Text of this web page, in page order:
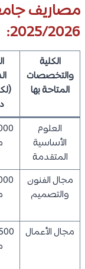
مصاريف
2025/2026:
الكلية
والتخصصات
المتاحة بها
العلوم
الأساسية
المتقدمة
مجال الفنون
والتصميم
مجال الأعمال